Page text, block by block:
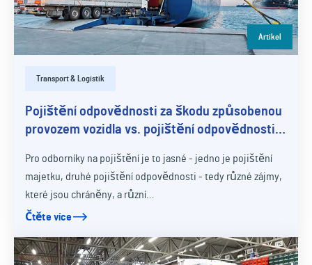
Artikel
Transport & Logistik
Pojištění odpovědnosti za škodu způsobenou
provozem vozidla vs. pojištění odpovědnosti
vyjasnění pojmů
Pro odborníky na pojištění je to jasné - jedno je pojištění
majetku, druhé pojištění odpovědnosti - tedy různé zájmy,
které jsou chráněny, a různí…
Čtěte více